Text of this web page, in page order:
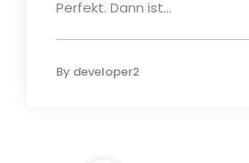
Perfekt. Dann ist...
By developer2